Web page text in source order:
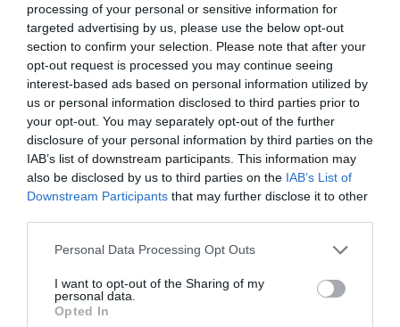
processing of your personal or sensitive information for
targeted advertising by us, please use the below opt-out
section to confirm your selection. Please note that after your
opt-out request is processed you may continue seeing
interest-based ads based on personal information utilized by
us or personal information disclosed to third parties prior to
your opt-out. You may separately opt-out of the further
disclosure of your personal information by third parties on the
IAB’s list of downstream participants. This information may
also be disclosed by us to third parties on the IAB’s List of
Downstream Participants that may further disclose it to other
Personal Data Processing Opt Outs
I want to opt-out of the Sharing of my
personal data.
Opted In
Nokia, Ericsson... Huawei: lo que importan
son las patentes
Eulogio López 07/08/26 12:58
Marcelo Gullo: “El trabajo de desmitificar la
historia, de poner la verdadera, de
desmontar la falsificación, es un trabajo
cristiano"
por Hispanidad
Artículos anteriores
DIARIO DE LA CORRUPCIÓN SANCHISTA